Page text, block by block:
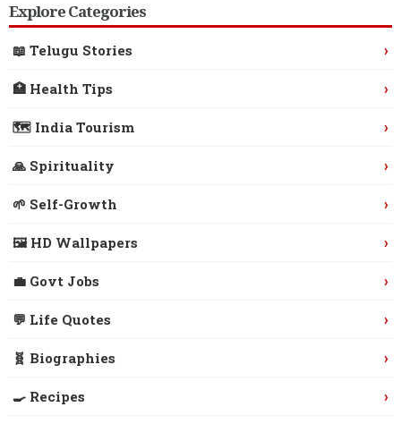
Explore Categories
📖 Telugu Stories ›
🏥 Health Tips ›
🗺️ India Tourism ›
🙏 Spirituality ›
🌱 Self-Growth ›
🖼️ HD Wallpapers ›
💼 Govt Jobs ›
💬 Life Quotes ›
🧬 Biographies ›
🍳 Recipes ›